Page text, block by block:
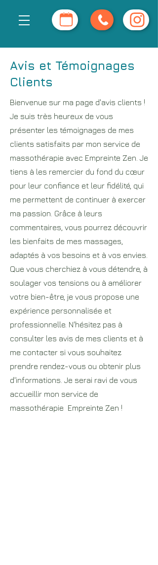
Avis et Témoignages
Clients
Bienvenue sur ma page d'avis clients !
Je suis très heureux de vous
présenter les témoignages de mes
clients satisfaits par mon service de
massothérapie avec Empreinte Zen. Je
tiens à les remercier du fond du cœur
pour leur confiance et leur fidélité, qui
me permettent de continuer à exercer
ma passion. Grâce à leurs
commentaires, vous pourrez découvrir
les bienfaits de mes massages,
adaptés à vos besoins et à vos envies.
Que vous cherchiez à vous détendre, à
soulager vos tensions ou à améliorer
votre bien-être, je vous propose une
expérience personnalisée et
professionnelle. N'hésitez pas à
consulter les avis de mes clients et à
me contacter si vous souhaitez
prendre rendez-vous ou obtenir plus
d'informations. Je serai ravi de vous
accueillir mon service de
massothérapie Empreinte Zen !